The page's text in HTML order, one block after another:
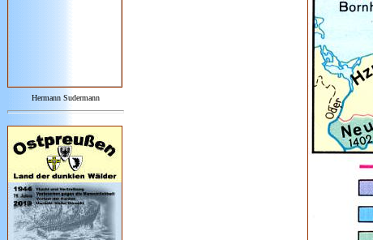
Hermann Sudermann